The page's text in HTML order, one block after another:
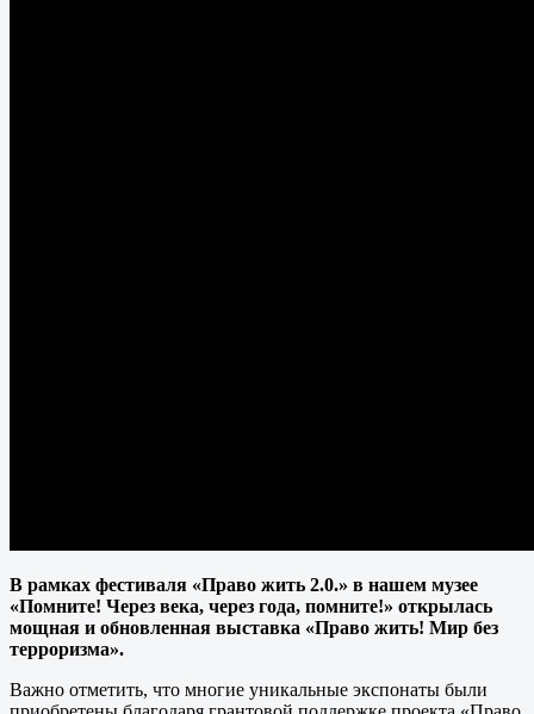
В рамках фестиваля «Право жить 2.0.» в нашем музее
«Помните! Через века, через года, помните!» открылась
мощная и обновленная выставка «Право жить! Мир без
терроризма».
Важно отметить, что многие уникальные экспонаты были